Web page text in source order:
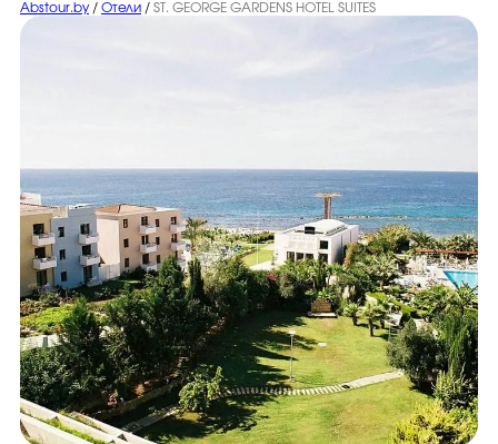
Abstour.by / Отели / ST. GEORGE GARDENS HOTEL SUITES